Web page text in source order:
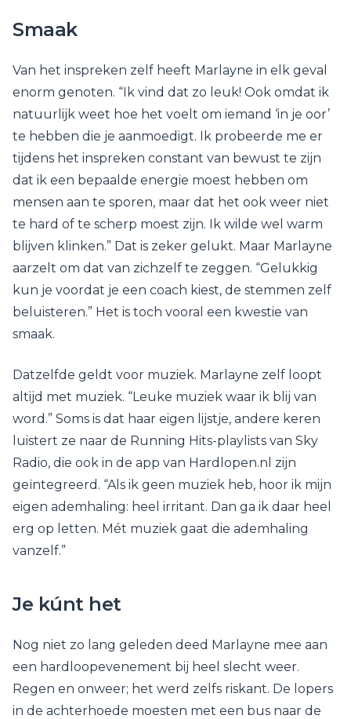
Smaak
Van het inspreken zelf heeft Marlayne in elk geval
enorm genoten. “Ik vind dat zo leuk! Ook omdat ik
natuurlijk weet hoe het voelt om iemand ‘in je oor’
te hebben die je aanmoedigt. Ik probeerde me er
tijdens het inspreken constant van bewust te zijn
dat ik een bepaalde energie moest hebben om
mensen aan te sporen, maar dat het ook weer niet
te hard of te scherp moest zijn. Ik wilde wel warm
blijven klinken.” Dat is zeker gelukt. Maar Marlayne
aarzelt om dat van zichzelf te zeggen. “Gelukkig
kun je voordat je een coach kiest, de stemmen zelf
beluisteren.” Het is toch vooral een kwestie van
smaak.
Datzelfde geldt voor muziek. Marlayne zelf loopt
altijd met muziek. “Leuke muziek waar ik blij van
word.” Soms is dat haar eigen lijstje, andere keren
luistert ze naar de Running Hits-playlists van Sky
Radio, die ook in de app van Hardlopen.nl zijn
geïntegreerd. “Als ik geen muziek heb, hoor ik mijn
eigen ademhaling: heel irritant. Dan ga ik daar heel
erg op letten. Mét muziek gaat die ademhaling
vanzelf.”
Je kúnt het
Nog niet zo lang geleden deed Marlayne mee aan
een hardloopevenement bij heel slecht weer.
Regen en onweer; het werd zelfs riskant. De lopers
in de achterhoede moesten met een bus naar de